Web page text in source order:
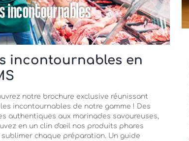
incontournables en
notre brochure exclusive réunissant
incontournables de notre gamme ! Des
authentiques aux marinades savoureuses,
en un clin d'œil nos produits phares
sublimer chaque préparation. Un guide